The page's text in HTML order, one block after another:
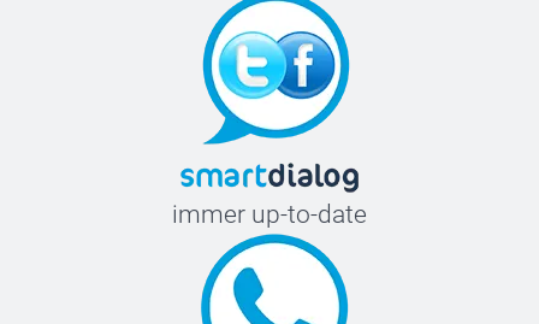
immer up-to-date